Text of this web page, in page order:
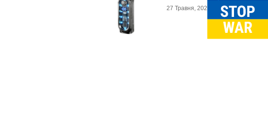
27 Травня, 2026